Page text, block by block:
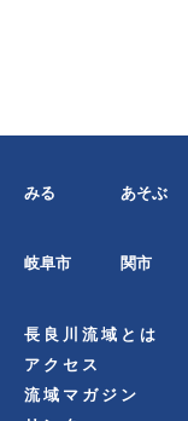
みる あそぶ
岐阜市 関市
長良川流域とは
アクセス
流域マガジン